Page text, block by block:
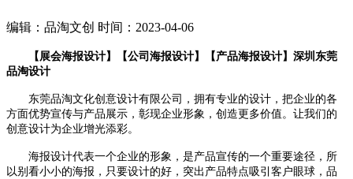
编辑：品淘文创 时间：2023-04-06
【展会海报设计】【公司海报设计】【产品海报设计】深圳东莞
品淘设计
东莞品淘文化创意设计有限公司，拥有专业的设计，把企业的各
方面优势宣传与产品展示，彰现企业形象，创造更多价值。让我们的
创意设计为企业增光添彩。
海报设计代表一个企业的形象，是产品宣传的一个重要途径，所
以别看小小的海报，只要设计的好，突出产品特点吸引客户眼球，品